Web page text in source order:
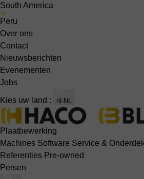
South America
Peru
Over ons
Contact
Nieuwsberichten
Evenementen
Jobs
Kies uw land : nl-NL
Plaatbewerking
Machines Software Service &
Referenties Pre-owned
Persen